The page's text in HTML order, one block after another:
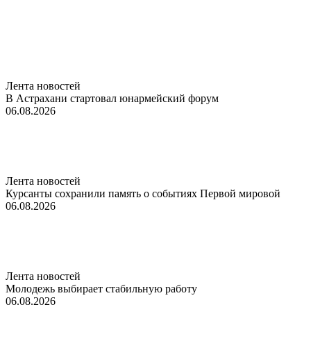
Лента новостей
В Астрахани стартовал юнармейский форум
06.08.2026
Лента новостей
Курсанты сохранили память о событиях Первой мировой
06.08.2026
Лента новостей
Молодежь выбирает стабильную работу
06.08.2026